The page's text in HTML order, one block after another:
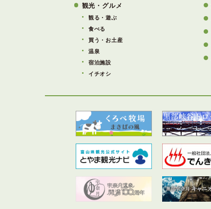
観光・グルメ
観る・遊ぶ
食べる
買う・お土産
温泉
宿泊施設
イチオシ